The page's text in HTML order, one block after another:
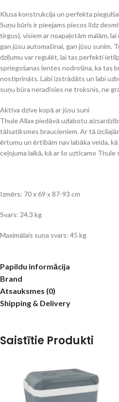
Klusa konstrukcija un perfekta
Suņu būris ir pieejams piecos līdz
tirgus), visiem ar noapaļotām malām,
gan jūsu automašīnai, gan jūsu sunim.
dziļumu var regulēt, lai tas perfekti
spriegošanas lentes nodrošina, ka tas
nostiprināts. Labi izstrādāts un labi
suņu būra neradīsies ne troksnis, ne
Aktīva dzīve kopā ar jūsu suni
Thule Allax piedāvā uzlabotu
tālsatiksmes braucieniem. Ar tā
ērtumu un ērtībām nav labāka veida,
ceļojuma laikā, kā ar šo uzticamo Thule
Izmērs: 70 x 69 x 87-93 cm
Svars: 24.3 kg
Maximālais suņa svars: 45 kg
Papildu informācija
Brand
Atsauksmes (0)
Shipping & Delivery
Saistītie Produkti